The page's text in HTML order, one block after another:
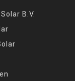
B.V.